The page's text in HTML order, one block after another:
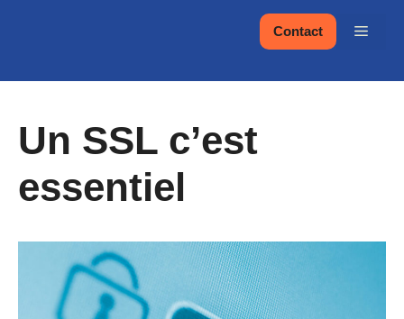
Contact Menu
Un SSL c’est
essentiel